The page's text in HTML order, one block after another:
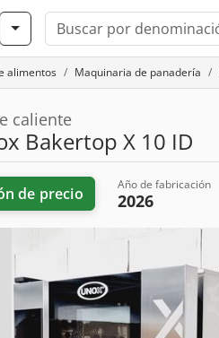
alimentos Maquinaria de panadería
caliente
Bakertop X 10 ID
de precio Año de fabricación
2026